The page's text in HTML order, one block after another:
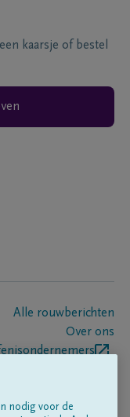
kaarsje of bestel
Alle rouwberichten
Over ons
nodig voor de